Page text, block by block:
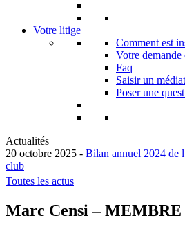
Votre litige
Comment est
Votre demande
Faq
Saisir un
Poser une
Actualités
20 octobre 2025 - Bilan annuel 2024 de
club
15 octobre 2025 -
22 juin 2026 - Le Médiateur national de
Toutes les actus
Marc Censi – MEMBRE